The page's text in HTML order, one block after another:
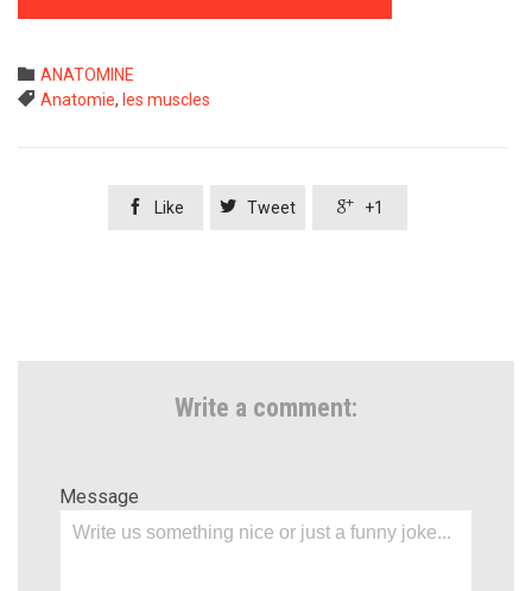
 Category
ANATOMINE
 Tags
Anatomie, les muscles
 Like  Tweet  +1
Write a comment:
Message